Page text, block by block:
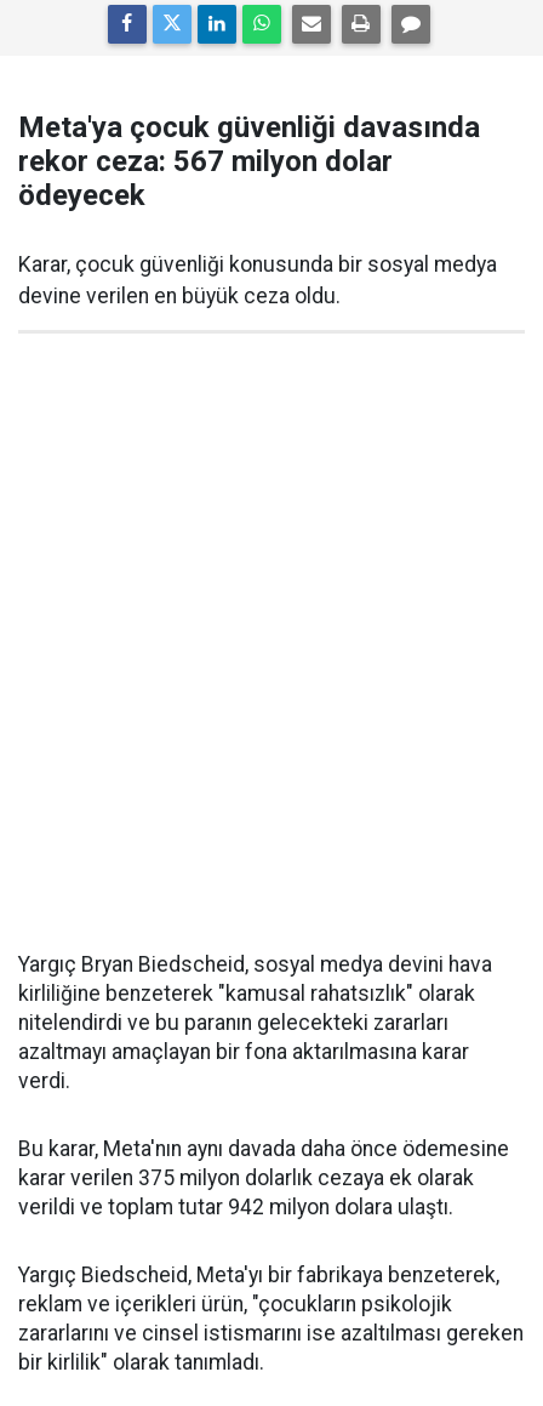
Meta'ya çocuk güvenliği davasında
rekor ceza: 567 milyon dolar
ödeyecek
Karar, çocuk güvenliği konusunda bir sosyal medya
devine verilen en büyük ceza oldu.
Yargıç Bryan Biedscheid, sosyal medya devini hava
kirliliğine benzeterek "kamusal rahatsızlık" olarak
nitelendirdi ve bu paranın gelecekteki zararları
azaltmayı amaçlayan bir fona aktarılmasına karar
verdi.
Bu karar, Meta'nın aynı davada daha önce ödemesine
karar verilen 375 milyon dolarlık cezaya ek olarak
verildi ve toplam tutar 942 milyon dolara ulaştı.
Yargıç Biedscheid, Meta'yı bir fabrikaya benzeterek,
reklam ve içerikleri ürün, "çocukların psikolojik
zararlarını ve cinsel istismarını ise azaltılması gereken
bir kirlilik" olarak tanımladı.